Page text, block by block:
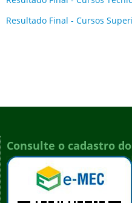
Resultado Final - Cursos
Consulte o cadastro